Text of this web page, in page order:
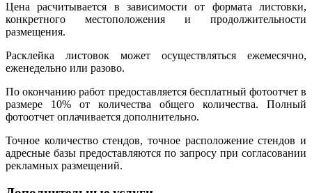
Цена расчитывается в зависимости от формата листовки,
конкретного местоположения и продолжительности
размещения.
Расклейка листовок может осуществляться ежемесячно,
еженедельно или разово.
По окончанию работ предоставляется бесплатный фотоотчет в
размере 10% от количества общего количества. Полный
фотоотчет оплачивается дополнительно.
Точное количество стендов, точное расположение стендов и
адресные базы предоставляются по запросу при согласовании
рекламных размещений.